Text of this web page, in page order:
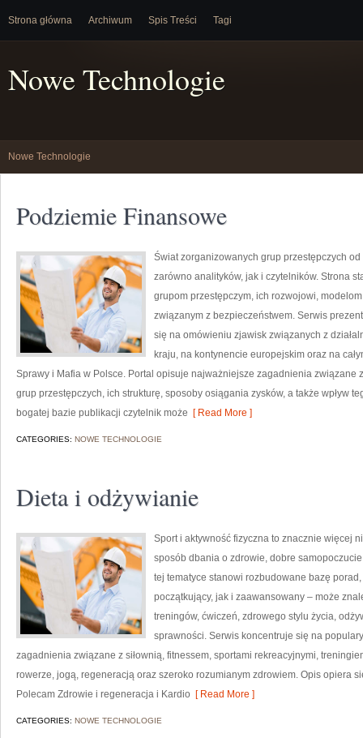
Strona główna Archiwum Spis Treści Tagi
Nowe Technologie
Nowe Technologie
Podziemie Finansowe
Świat zorganizowanych grup przestępczych
zarówno analityków, jak i czytelników. Strona
grupom przestępczym, ich rozwojowi,
związanym z bezpieczeństwem. Serwis
się na omówieniu zjawisk związanych z
kraju, na kontynencie europejskim oraz na
Sprawy i Mafia w Polsce. Portal opisuje najważniejsze zagadnienia związane
grup przestępczych, ich strukturę, sposoby osiągania zysków, a także wpływ
bogatej bazie publikacji czytelnik może [ Read More ]
CATEGORIES: NOWE TECHNOLOGIE
Dieta i odżywianie
Sport i aktywność fizyczna to znacznie więcej
sposób dbania o zdrowie, dobre
tej tematyce stanowi rozbudowane bazę
początkujący, jak i zaawansowany – może
treningów, ćwiczeń, zdrowego stylu życia,
sprawności. Serwis koncentruje się na
zagadnienia związane z siłownią, fitnessem, sportami rekreacyjnymi,
rowerze, jogą, regeneracją oraz szeroko rozumianym zdrowiem. Opis opiera
Polecam Zdrowie i regeneracja i Kardio [ Read More ]
CATEGORIES: NOWE TECHNOLOGIE